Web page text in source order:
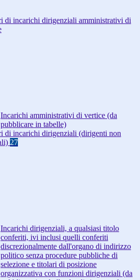
di incarichi dirigenziali amministrativi di
Incarichi amministrativi di vertice (da
pubblicare in tabelle)
di incarichi dirigenziali (dirigenti non
27
Incarichi dirigenziali, a qualsiasi titolo
conferiti, ivi inclusi quelli conferiti
discrezionalmente dall'organo di indirizzo
politico senza procedure pubbliche di
selezione e titolari di posizione
organizzativa con funzioni dirigenziali (da